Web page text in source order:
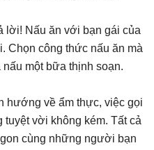
lời! Nấu ăn với bạn gái của
Chọn công thức nấu ăn mà
một bữa thịnh soạn.
về ẩm thực, việc gọi
tuyệt vời không kém. Tất cả
cùng những người bạn